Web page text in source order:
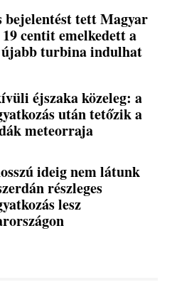
bejelentést tett Magyar
centit emelkedett a
turbina indulhat
éjszaka közeleg: a
után tetőzik a
meteorraja
ideig nem látunk
részleges
lesz